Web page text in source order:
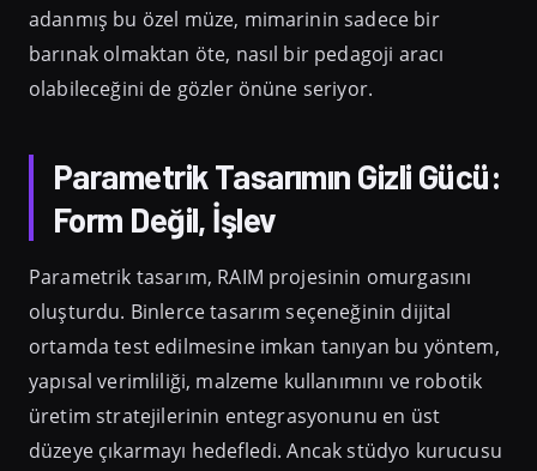
adanmış bu özel müze, mimarinin sadece bir
barınak olmaktan öte, nasıl bir pedagoji aracı
olabileceğini de gözler önüne seriyor.
Parametrik Tasarımın Gizli Gücü:
Form Değil, İşlev
Parametrik tasarım, RAIM projesinin omurgasını
oluşturdu. Binlerce tasarım seçeneğinin dijital
ortamda test edilmesine imkan tanıyan bu yöntem,
yapısal verimliliği, malzeme kullanımını ve robotik
üretim stratejilerinin entegrasyonunu en üst
düzeye çıkarmayı hedefledi. Ancak stüdyo kurucusu